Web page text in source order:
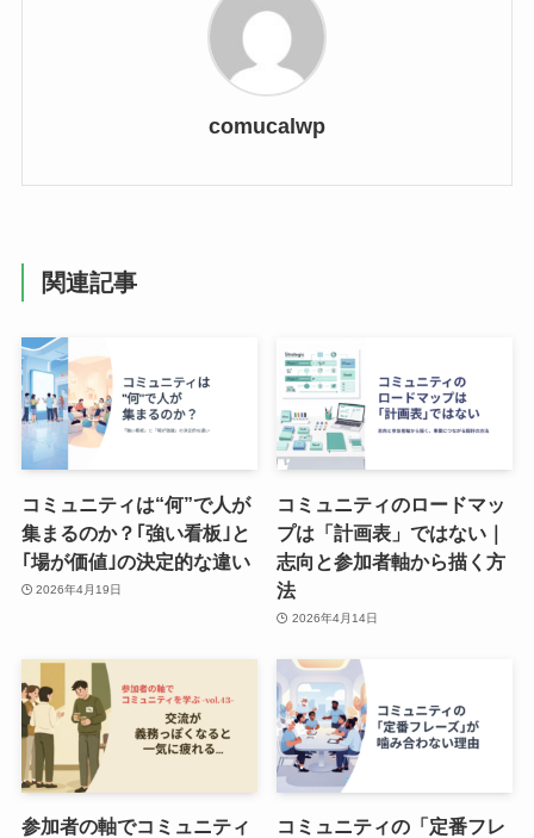
comucalwp
関連記事
コミュニティは“何”で人が
集まるのか？｢強い看板｣と
｢場が価値｣の決定的な違い
2026年4月19日
コミュニティのロードマッ
プは「計画表」ではない｜
志向と参加者軸から描く方
法
2026年4月14日
参加者の軸でコミュニティ
コミュニティの「定番フレ